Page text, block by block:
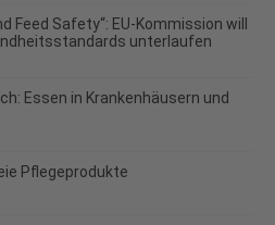
Feed Safety“: EU-Kommission will
unterlaufen
Essen in Krankenhäusern und
Pflegeprodukte